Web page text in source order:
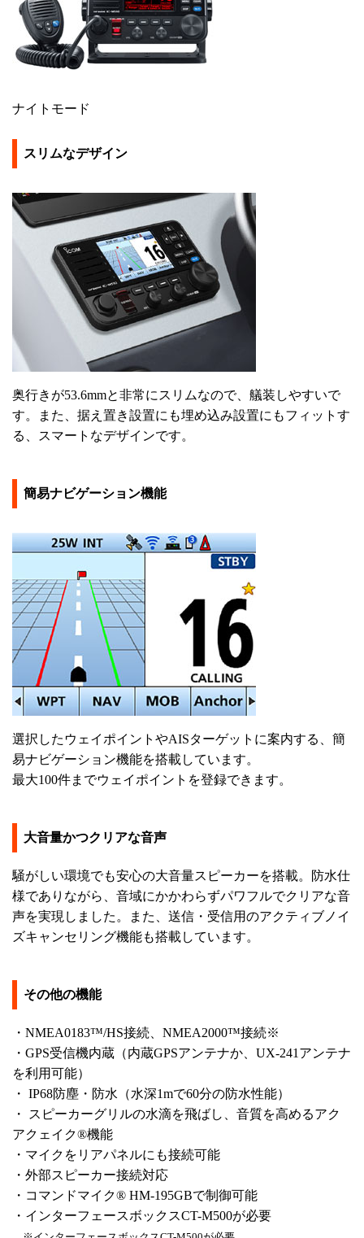
ナイトモード
スリムなデザイン
奥行きが53.6mmと非常にスリムなので、艤装しやすいで
す。また、据え置き設置にも埋め込み設置にもフィットす
る、スマートなデザインです。
簡易ナビゲーション機能
選択したウェイポイントやAISターゲットに案内する、簡
易ナビゲーション機能を搭載しています。
最大100件までウェイポイントを登録できます。
大音量かつクリアな音声
騒がしい環境でも安心の大音量スピーカーを搭載。防水仕
様でありながら、音域にかかわらずパワフルでクリアな音
声を実現しました。また、送信・受信用のアクティブノイ
ズキャンセリング機能も搭載しています。
その他の機能
・NMEA0183™/HS接続、NMEA2000™接続※
・GPS受信機内蔵（内蔵GPSアンテナか、UX-241アンテナ
を利用可能）
・ IP68防塵・防水（水深1mで60分の防水性能）
・ スピーカーグリルの水滴を飛ばし、音質を高めるアク
アクェイク®機能
・マイクをリアパネルにも接続可能
・外部スピーカー接続対応
・コマンドマイク® HM-195GBで制御可能
・インターフェースボックスCT-M500が必要